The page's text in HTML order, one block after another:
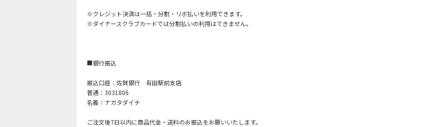
※クレジット決済は一括・分割・リボ払いを利用できます。
※ダイナースクラブカードでは分割払いの利用はできません。
■銀行振込
振込口座：佐賀銀行 有田駅前支店
普通：3031806
名義：ナガタダイチ
ご注文後7日以内に商品代金・送料のお振込をお願いいたします。